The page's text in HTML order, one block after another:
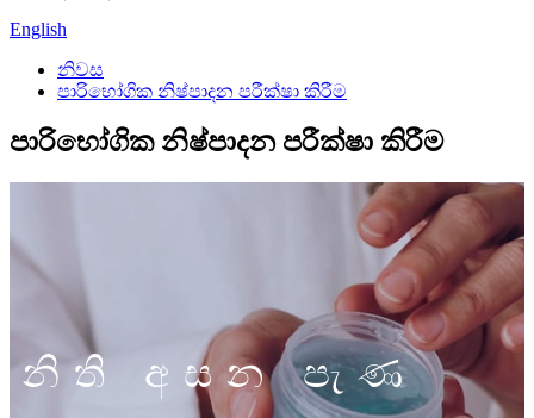
English
නිවස
පාරිභෝගික නිෂ්පාදන පරීක්ෂා කිරීම
පාරිභෝගික නිෂ්පාදන පරීක්ෂා කිරීම
නිති අසන පැණ